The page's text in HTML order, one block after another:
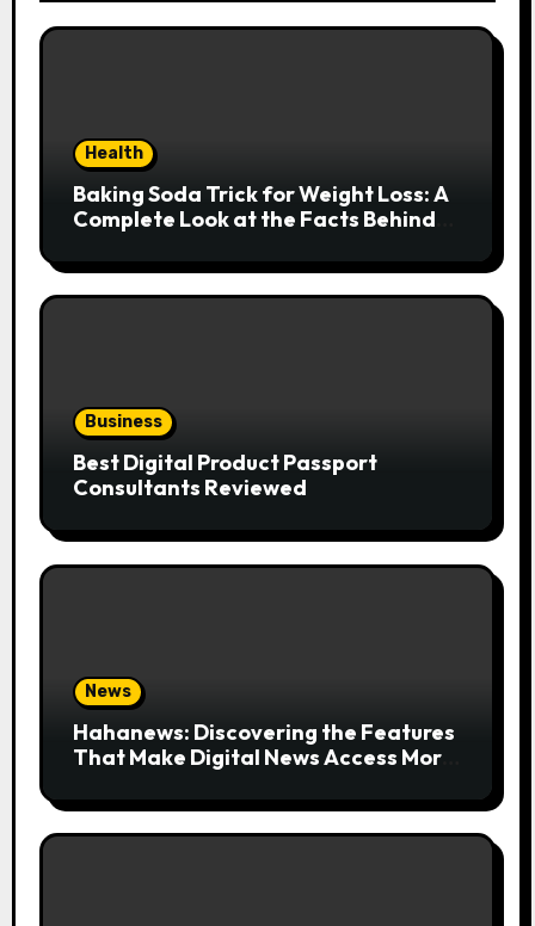
Health
Baking Soda Trick for Weight Loss: A
Complete Look at the Facts Behind
Business
Best Digital Product Passport
Consultants Reviewed
News
Hahanews: Discovering the Features
That Make Digital News Access More